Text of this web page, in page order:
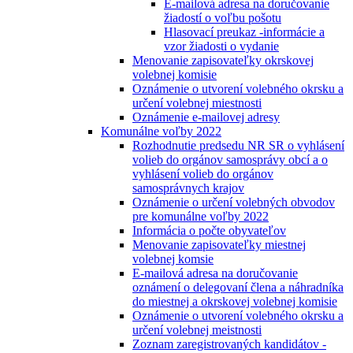
E-mailová adresa na doručovanie
žiadostí o voľbu pošotu
Hlasovací preukaz -informácie a
vzor žiadosti o vydanie
Menovanie zapisovateľky okrskovej
volebnej komisie
Oznámenie o utvorení volebného okrsku a
určení volebnej miestnosti
Oznámenie e-mailovej adresy
Komunálne voľby 2022
Rozhodnutie predsedu NR SR o vyhlásení
volieb do orgánov samosprávy obcí a o
vyhlásení volieb do orgánov
samosprávnych krajov
Oznámenie o určení volebných obvodov
pre komunálne voľby 2022
Informácia o počte obyvateľov
Menovanie zapisovateľky miestnej
volebnej komsie
E-mailová adresa na doručovanie
oznámení o delegovaní člena a náhradníka
do miestnej a okrskovej volebnej komisie
Oznámenie o utvorení volebného okrsku a
určení volebnej meistnosti
Zoznam zaregistrovaných kandidátov -